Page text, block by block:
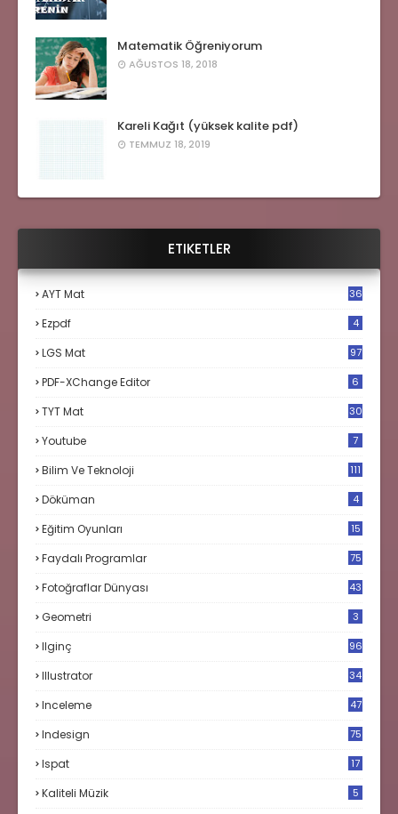
Matematik Öğreniyorum
AĞUSTOS 18, 2018
Kareli Kağıt (yüksek kalite pdf)
TEMMUZ 18, 2019
ETIKETLER
AYT Mat 36
Ezpdf 4
LGS Mat 97
PDF-XChange Editor 6
TYT Mat 30
Youtube 7
Bilim Ve Teknoloji 111
Döküman 4
Eğitim Oyunları 15
Faydalı Programlar 75
Fotoğraflar Dünyası 43
Geometri 3
Ilginç 96
Illustrator 34
Inceleme 47
Indesign 75
Ispat
17
Kaliteli Müzik 5